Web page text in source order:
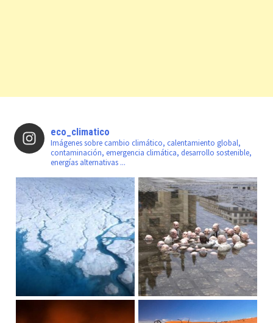
eco_climatico
Imágenes sobre cambio climático, calentamiento global,
contaminación, emergencia climática, desarrollo sostenible,
energías alternativas ...